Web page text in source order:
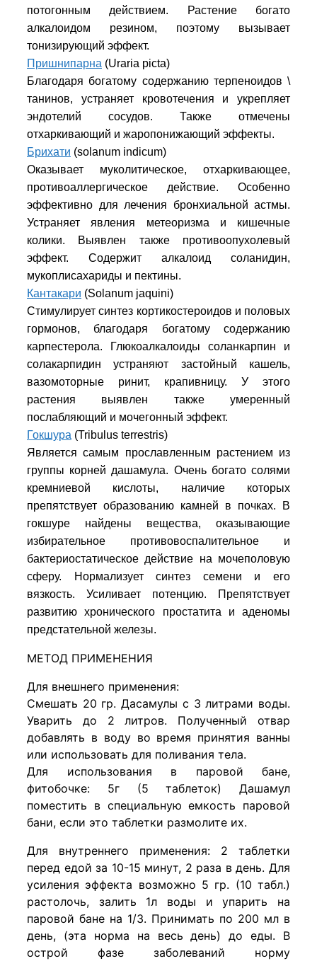
потогонным действием. Растение богато
алкалоидом резином, поэтому вызывает
тонизирующий эффект.
Пришнипарна (Uraria picta)
Благодаря богатому содержанию терпеноидов \
танинов, устраняет кровотечения и укрепляет
эндотелий сосудов. Также отмечены
отхаркивающий и жаропонижающий эффекты.
Брихати (solanum indicum)
Оказывает муколитическое, отхаркивающее,
противоаллергическое действие. Особенно
эффективно для лечения бронхиальной астмы.
Устраняет явления метеоризма и кишечные
колики. Выявлен также противоопухолевый
эффект. Содержит алкалоид соланидин,
мукоплисахариды и пектины.
Кантакари (Solanum jaquini)
Стимулирует синтез кортикостероидов и половых
гормонов, благодаря богатому содержанию
карпестерола. Глюкоалкалоиды соланкарпин и
солакарпидин устраняют застойный кашель,
вазомоторные ринит, крапивницу. У этого
растения выявлен также умеренный
послабляющий и мочегонный эффект.
Гокшура (Tribulus terrestris)
Является самым прославленным растением из
группы корней дашамула. Очень богато солями
кремниевой кислоты, наличие которых
препятствует образованию камней в почках. В
гокшуре найдены вещества, оказывающие
избирательное противовоспалительное и
бактериостатическое действие на мочеполовую
сферу. Нормализует синтез семени и его
вязкость. Усиливает потенцию. Препятствует
развитию хронического простатита и аденомы
предстательной железы.
МЕТОД ПРИМЕНЕНИЯ
Для внешнего применения:
Смешать 20 гр. Дасамулы с 3 литрами воды.
Уварить до 2 литров. Полученный отвар
добавлять в воду во время принятия ванны
или использовать для поливания тела.
Для использования в паровой бане,
фитобочке: 5г (5 таблеток) Дашамул
поместить в специальную емкость паровой
бани, если это таблетки размолите их.
Для внутреннего применения: 2 таблетки
перед едой за 10-15 минут, 2 раза в день. Для
усиления эффекта возможно 5 гр. (10 табл.)
растолочь, залить 1л воды и упарить на
паровой бане на 1/3. Принимать по 200 мл в
день, (эта норма на весь день) до еды. В
острой фазе заболеваний норму